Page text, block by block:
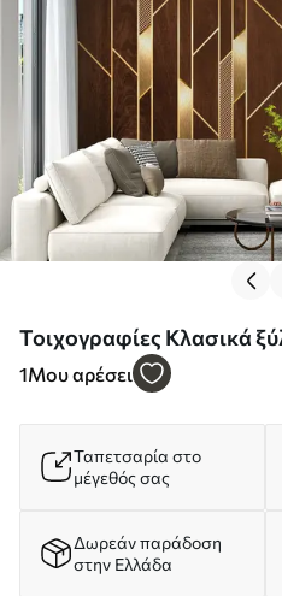
Τοιχογραφίες Κλασικά
διακοσμητικά ένθετα Nr.
1Μου αρέσει
Ταπετσαρία στο
μέγεθός σας
Δωρεάν παράδοση
στην Ελλάδα